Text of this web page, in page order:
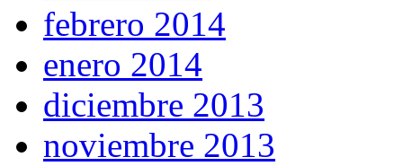
febrero 2014
enero 2014
diciembre 2013
noviembre 2013